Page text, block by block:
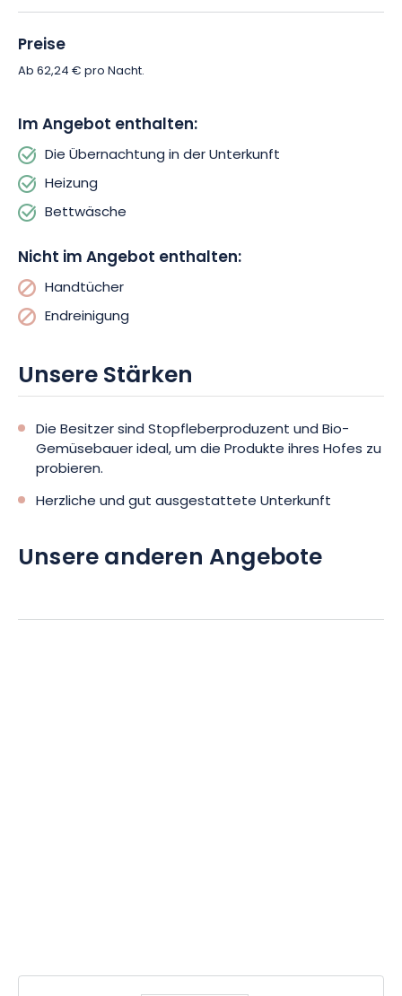
2 Nächte betragen.
Eigentümern.
Preise
Ab 62,24 € pro Nacht.
Im Angebot enthalten:
Die Übernachtung in der Unterkunft
Heizung
Bettwäsche
Nicht im Angebot enthalten:
Handtücher
Endreinigung
Unsere Stärken
Die Besitzer sind Stopfleberproduzent und Bio-
Gemüsebauer ideal, um die Produkte ihres Hofes zu
probieren.
Herzliche und gut ausgestattete Unterkunft
Unsere anderen Angebote